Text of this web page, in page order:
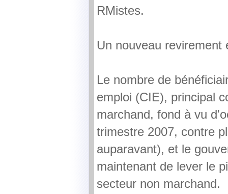
RMistes.
Un nouveau
Le nombre de
emploi (CIE), principal
marchand, fond à vu
trimestre 2007, contre
auparavant), et le
maintenant de lever le
secteur non marchand.